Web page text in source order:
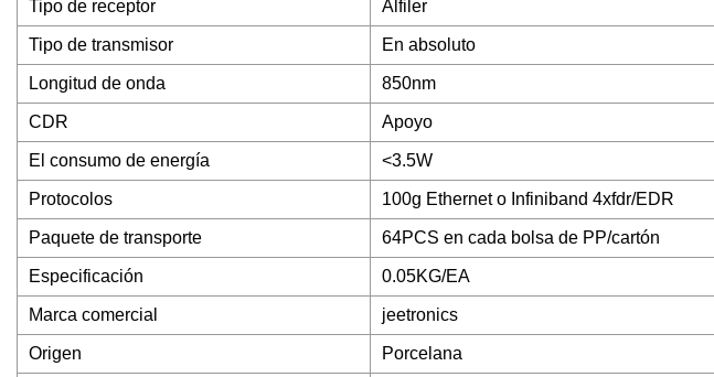
Tipo de receptor Alfiler
Tipo de transmisor En absoluto
Longitud de onda 850nm
CDR Apoyo
El consumo de energía <3.5W
Protocolos 100g Ethernet o Infiniband 4xfdr/EDR
Paquete de transporte 64PCS en cada bolsa de PP/cartón
Especificación 0.05KG/EA
Marca comercial jeetronics
Origen Porcelana